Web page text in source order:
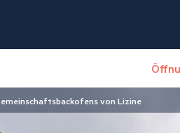
von Lizine